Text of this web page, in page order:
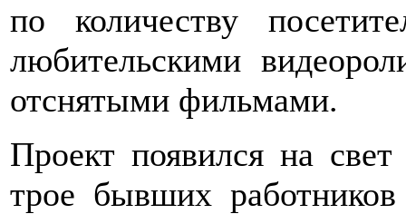
по количеству
любительскими
отснятыми фильмами.
Проект появился на
трое бывших